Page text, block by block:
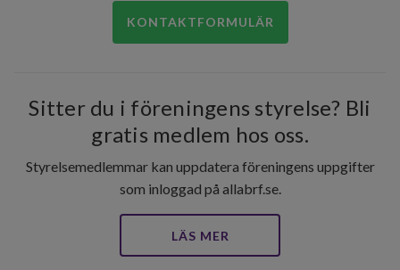
KONTAKTFORMULÄR
Sitter du i föreningens styrelse? Bli
gratis medlem hos oss.
Styrelsemedlemmar kan uppdatera föreningens uppgifter
som inloggad på allabrf.se.
LÄS MER